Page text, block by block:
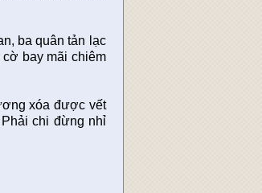
ba quân tản lạc
cờ bay mãi chiêm
xóa được vết
chi đừng nhỉ